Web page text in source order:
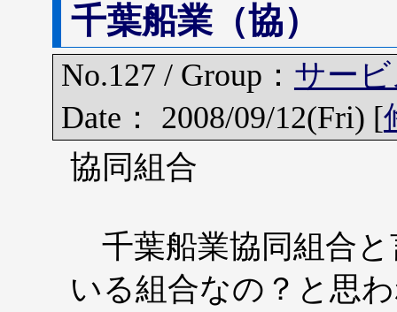
千葉船業（協）
No.127 / Group： サー
Date： 2008/09/12(Fri) [
協同組合
千葉船業協同組合
いる組合なの？と思